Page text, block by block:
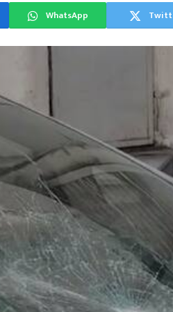
WhatsApp